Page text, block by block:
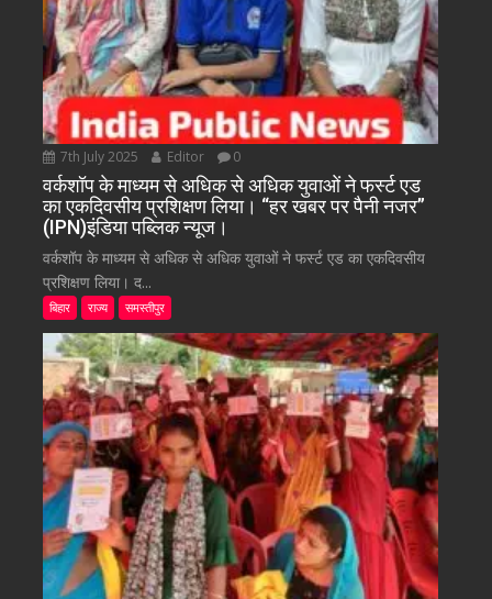
7th July 2025 Editor 0
वर्कशॉप के माध्यम से अधिक से अधिक युवाओं ने फर्स्ट एड
का एकदिवसीय प्रशिक्षण लिया। “हर खबर पर पैनी नजर”
(IPN)इंडिया पब्लिक न्यूज।
वर्कशॉप के माध्यम से अधिक से अधिक युवाओं ने फर्स्ट एड का एकदिवसीय
प्रशिक्षण लिया। द...
बिहार राज्य समस्तीपुर